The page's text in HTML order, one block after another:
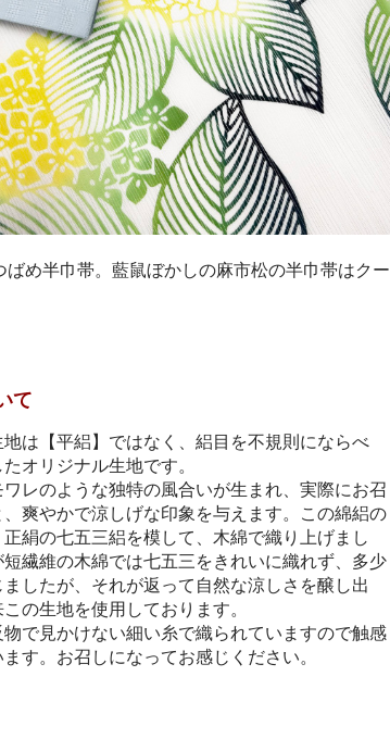
め半巾帯。藍鼠ぼかしの麻市松の半巾帯はクー
て
は【平絽】ではなく、絽目を不規則にならべ
たオリジナル生地です。
レのような独特の風合いが生まれ、実際にお召
、爽やかで涼しげな印象を与えます。この綿絽の
絹の七五三絽を模して、木綿で織り上げまし
繊維の木綿では七五三をきれいに織れず、多少
したが、それが返って自然な涼しさを醸し出
の生地を使用しております。
で見かけない細い糸で織られていますので触感
す。お召しになってお感じください。